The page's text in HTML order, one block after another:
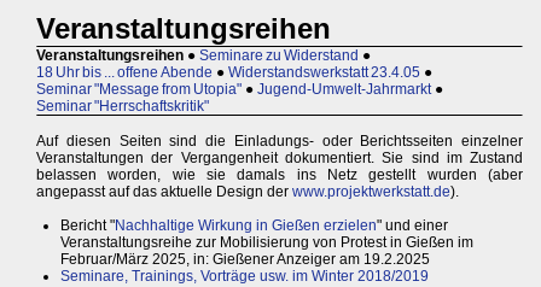
Veranstaltungsreihen
Veranstaltungsreihen ● Seminare zu Widerstand ●
18 Uhr bis ... offene Abende ● Widerstandswerkstatt 23.4.05 ●
Seminar "Message from Utopia" ● Jugend-Umwelt-Jahrmarkt ●
Seminar "Herrschaftskritik"
Auf diesen Seiten sind die Einladungs- oder Berichtsseiten einzelner
Veranstaltungen der Vergangenheit dokumentiert. Sie sind im Zustand
belassen worden, wie sie damals ins Netz gestellt wurden (aber
angepasst auf das aktuelle Design der www.projektwerkstatt.de).
Bericht "Nachhaltige Wirkung in Gießen erzielen" und einer
Veranstaltungsreihe zur Mobilisierung von Protest in Gießen im
Februar/März 2025, in: Gießener Anzeiger am 19.2.2025
Seminare, Trainings, Vorträge usw. im Winter 2018/2019